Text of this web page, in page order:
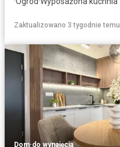
Zaktualizowano 3 tygodnie temu
Dom·do wynajęcia